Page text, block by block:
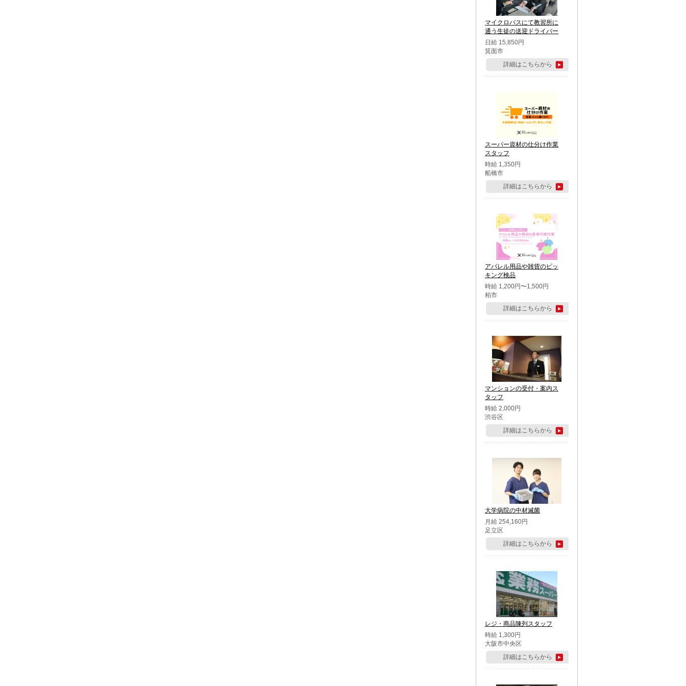
マイクロバスにて教習所に
通う生徒の送迎ドライバー
日給 15,850円
箕面市
詳細はこちらから
スーパー資材の仕分け作業
スタッフ
時給 1,350円
船橋市
詳細はこちらから
アパレル用品や雑貨のピッ
キング検品
時給 1,200円〜1,500円
柏市
詳細はこちらから
マンションの受付・案内ス
タッフ
時給 2,000円
渋谷区
詳細はこちらから
大学病院の中材滅菌
月給 254,160円
足立区
詳細はこちらから
レジ・商品陳列スタッフ
時給 1,300円
大阪市中央区
詳細はこちらから